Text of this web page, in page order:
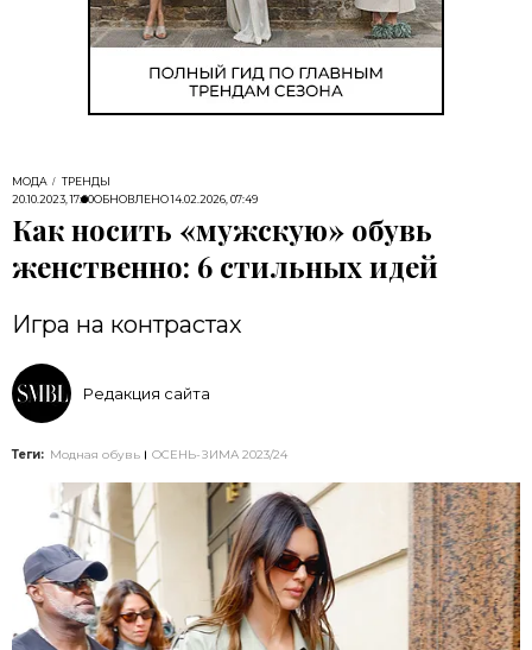
МОДА
ТРЕНДЫ
20.10.2023, 17:00ОБНОВЛЕНО14.02.2026, 07:49
Как носить «мужскую» обувь
женственно: 6 стильных идей
Игра на контрастах
Редакция сайта
Теги: Модная обувь ОСЕНЬ-ЗИМА 2023/24